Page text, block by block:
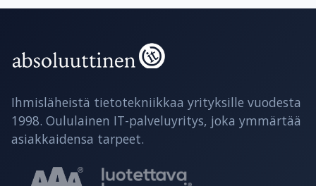
Ihmisläheistä tietotekniikkaa yrityksille vuodesta
1998. Oululainen IT-palveluyritys, joka ymmärtää
asiakkaidensa tarpeet.